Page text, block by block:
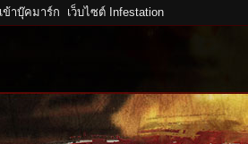
ข้าบุ๊คมาร์ก เว็บไซต์ Infestation